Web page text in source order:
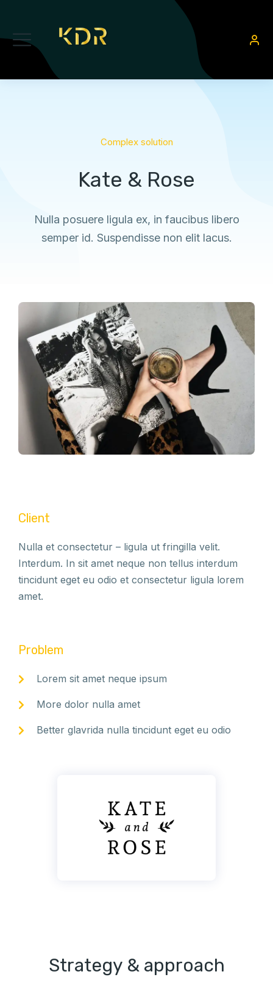
Complex solution
Kate & Rose
Nulla posuere ligula ex, in faucibus libero
semper id. Suspendisse non elit lacus.
Client
Nulla et consectetur – ligula ut fringilla velit.
Interdum. In sit amet neque non tellus interdum
tincidunt eget eu odio et consectetur ligula lorem
amet.
Problem
Lorem sit amet neque ipsum
More dolor nulla amet
Better glavrida nulla tincidunt eget eu odio
Strategy & approach